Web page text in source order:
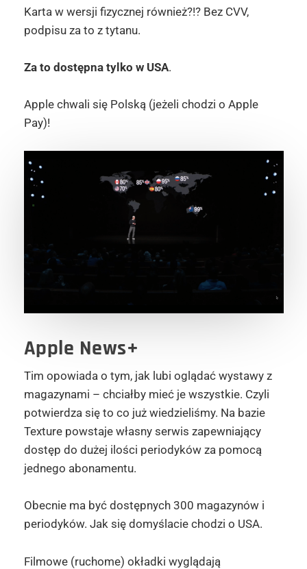
Karta w wersji fizycznej również?!? Bez CVV,
podpisu za to z tytanu.
Za to dostępna tylko w USA.
Apple chwali się Polską (jeżeli chodzi o Apple
Pay)!
Apple News+
Tim opowiada o tym, jak lubi oglądać wystawy z
magazynami – chciałby mieć je wszystkie. Czyli
potwierdza się to co już wiedzieliśmy. Na bazie
Texture powstaje własny serwis zapewniający
dostęp do dużej ilości periodyków za pomocą
jednego abonamentu.
Obecnie ma być dostępnych 300 magazynów i
periodyków. Jak się domyślacie chodzi o USA.
Filmowe (ruchome) okładki wyglądają